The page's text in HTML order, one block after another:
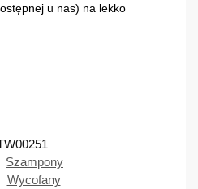
u nas) na lekko
Szampony
Wycofany